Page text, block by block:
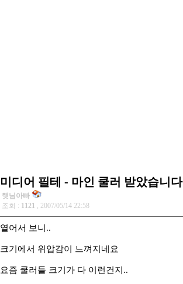
미디어 필테 - 마인 쿨러 받았습니다
햇님아빠
조회 : 1121 , 2007/05/14 22:58
열어서 보니..
크기에서 위압감이 느껴지네요
요즘 쿨러들 크기가 다 이런건지..